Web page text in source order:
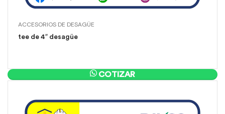
ACCESORIOS DE DESAGÜE
tee de 4″ desagüe
COTIZAR